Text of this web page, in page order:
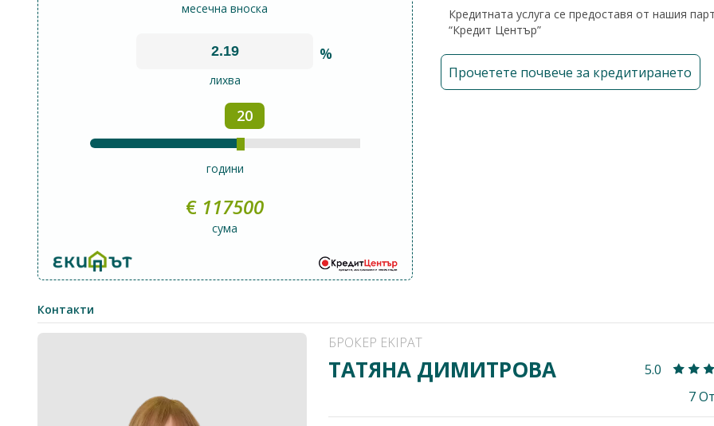
месечна вноска
%
лихва
20
години
€ 117500
сума
Кредитната услуга се предоставя от нашия
“Кредит Център”
Прочетете почвече за кредитирането
Контакти
БРОКЕР EKIPAT
ТАТЯНА ДИМИТРОВА
5.0
7